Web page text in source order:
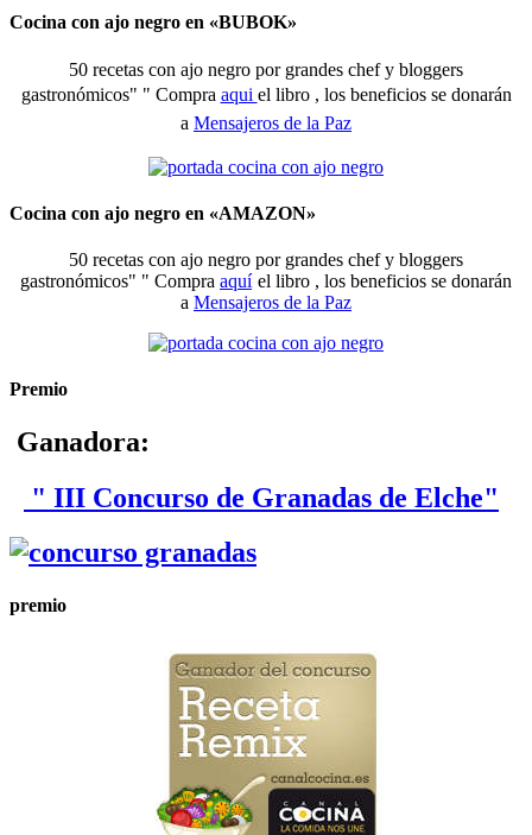
Cocina con ajo negro en «BUBOK»
50 recetas con ajo negro por grandes chef y bloggers
gastronómicos" " Compra aqui el libro , los beneficios se donarán
a Mensajeros de la Paz
Cocina con ajo negro en «AMAZON»
50 recetas con ajo negro por grandes chef y bloggers
gastronómicos" " Compra aquí el libro , los beneficios se donarán
a Mensajeros de la Paz
Premio
Ganadora:
" III Concurso de Granadas de Elche"
premio